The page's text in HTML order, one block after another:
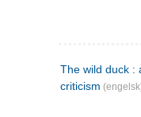
The wild duck :
criticism